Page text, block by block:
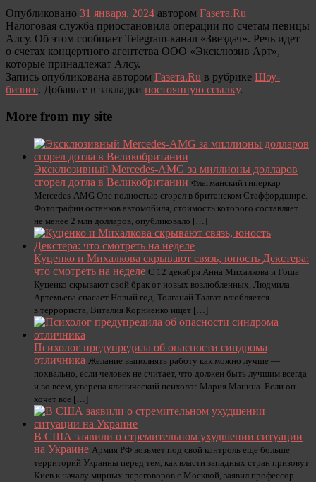
Опубликовано 31 января, 2024 автором Газета.Ru
Налоговая служба приостановила операции по счетам певицы
Алсу. Об этом сообщает Telegram-канал «Звездач». Речь идет
о счетах концертного агентства ООО «Эксклюзив Арт»,
которые принадлежат Алсу.
Запись опубликована автором Газета.Ru в рубрике Шоу-
бизнес. Добавьте в закладки постоянную ссылку.
More from my site
Эксклюзивный Mercedes-AMG за миллионы долларов
сгорел дотла в Великобритании Флагманский гиперкар
Mercedes-AMG One полностью сгорел в британском Стаффордшире.
Фотографии останков автомобиля, стоимость которого составляет
не менее 2 млн долларов, опубликовало […]
Куценко и Михалкова скрывают связь, юность Декстера:
что смотреть на неделе С 12 декабря Анна Михалкова и Гоша
Куценко скрывают свой брак от новых возлюбленных, Людмила
Артемьева спасает Новый год, Толганай Талгат влюбляется
в террориста, Виталия Корниенко ищет […]
Психолог предупредила об опасности синдрома
отличника Желание выполнять работу как можно лучше —
похвально, если человек не считает, что должен быть лучшим всегда
и во всем, уверена клинический психолог Мария Манина. Если он
хочет все […]
В США заявили о стремительном ухудшении ситуации
на Украине Армия РФ возьмет под свой контроль еще больше
территорий Украины перед тем, как власти западных стран призовут
Киев к началу мирных переговоров с Москвой, заявил профессор